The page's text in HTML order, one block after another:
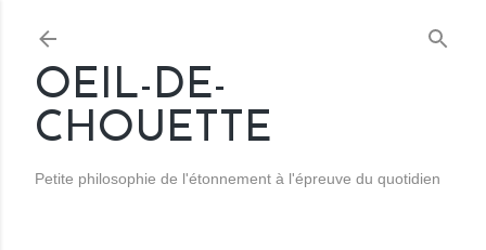
OEIL-DE-
CHOUETTE
Petite philosophie de l'étonnement à l'épreuve du quotidien